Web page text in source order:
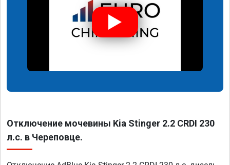
Отключение мочевины Kia Stinger 2.2 CRDI 230
л.с. в Череповце.